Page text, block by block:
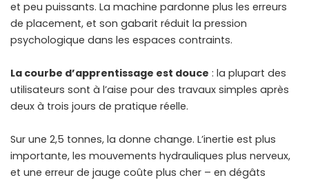
et peu puissants. La machine pardonne plus les erreurs
de placement, et son gabarit réduit la pression
psychologique dans les espaces contraints.
La courbe d’apprentissage est douce : la plupart des
utilisateurs sont à l’aise pour des travaux simples après
deux à trois jours de pratique réelle.
Sur une 2,5 tonnes, la donne change. L’inertie est plus
importante, les mouvements hydrauliques plus nerveux,
et une erreur de jauge coûte plus cher – en dégâts